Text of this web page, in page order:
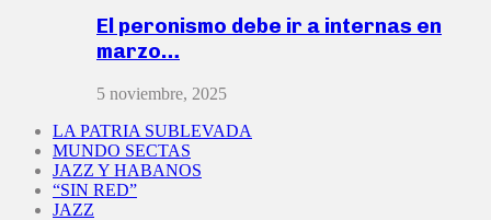
El peronismo debe ir a internas en
marzo…
5 noviembre, 2025
LA PATRIA SUBLEVADA
MUNDO SECTAS
JAZZ Y HABANOS
“SIN RED”
JAZZ